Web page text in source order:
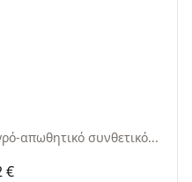
απωθητικό συνθετικό...
€